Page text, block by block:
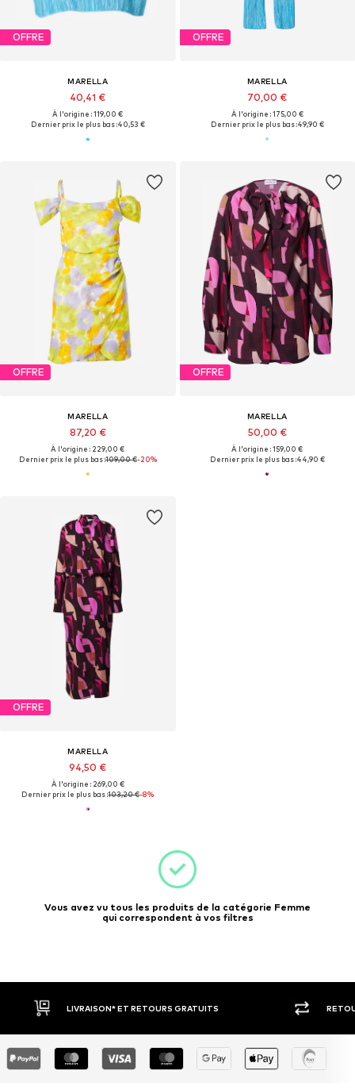
OFFRE
MARELLA
40,41 €
À l'origine : 119,00 €
Dernier prix le plus bas :40,53 €
OFFRE
MARELLA
70,00 €
À l'origine : 175,00 €
Dernier prix le plus bas :49,90 €
OFFRE
MARELLA
87,20 €
À l'origine : 229,00 €
Dernier prix le plus bas :109,00 €-20%
OFFRE
MARELLA
50,00 €
À l'origine : 159,00 €
Dernier prix le plus bas :44,90 €
OFFRE
MARELLA
94,50 €
À l'origine : 269,00 €
Dernier prix le plus bas :103,20 €-8%
Vous avez vu tous les produits de la catégorie Femme
qui correspondent à vos filtres
LIVRAISON* ET RETOURS GRATUITS